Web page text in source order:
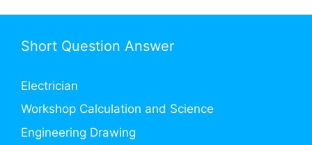
Short Question Answer
Electrician
Workshop Calculation and Science
Engineering Drawing